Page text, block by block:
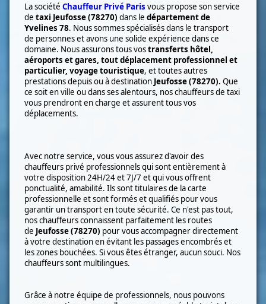
La société Chauffeur Privé Paris vous propose son service
de taxi Jeufosse (78270) dans ledépartement de
Yvelines 78. Nous sommes spécialisés dans le transport
de personnes et avons une solide expérience dans ce
domaine. Nous assurons tous vostransferts hôtel,
aéroports et gares, tout déplacement professionnel et
particulier, voyage touristique, et toutes autres
prestations depuis ou à destination Jeufosse (78270).Que
ce soit en ville ou dans ses alentours, nos chauffeurs de taxi
vous prendront en charge et assurent tous vos
déplacements.
Avec notre service, vous vous assurez d'avoir des
chauffeurs privé professionnels qui sont entièrement à
votre disposition 24H/24 et 7J/7 et qui vous offrent
ponctualité, amabilité. Ils sont titulaires de la carte
professionnelle et sont formés et qualifiés pour vous
garantir un transport en toute sécurité. Ce n'est pas tout,
nos chauffeurs connaissent parfaitement les routes
de Jeufosse (78270) pour vous accompagner directement
à votre destination en évitant les passages encombrés et
les zones bouchées. Si vous êtes étranger, aucun souci. Nos
chauffeurs sont multilingues.
Grâce à notre équipe de professionnels, nous pouvons